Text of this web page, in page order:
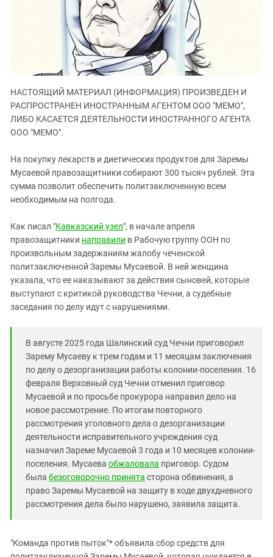
ЗАСТАВЛЯЕТ
КАВКАЗ ЗА ПАЛЕСТИНУ
ИНАКОМЫСЛИЕ В ЧЕЧНЕ
ПРЕСЛЕДОВАНИЕ АКТИВИСТОВ
МОБИЛИЗАЦИЯ И ПРОТЕСТЫ
Кабардино-Балкария
Карачаево-Черкесия
Краснодарский край
Нагорный Карабах
Ростовская область
Северная Осетия - Алания
СКФО
Чечня
Южная Осетия
ЮФО
НАСТОЯЩИЙ МАТЕРИАЛ (ИНФОРМАЦИЯ) ПРОИЗВЕДЕН И
РАСПРОСТРАНЕН ИНОСТРАННЫМ АГЕНТОМ ООО "МЕМО",
ЛИБО КАСАЕТСЯ ДЕЯТЕЛЬНОСТИ ИНОСТРАННОГО АГЕНТА
ООО "МЕМО".
На покупку лекарств и диетических продуктов для Заремы
Мусаевой правозащитники собирают 300 тысяч рублей. Эта
сумма позволит обеспечить политзаключенную всем
необходимым на полгода.
Как писал "Кавказский узел", в начале апреля
правозащитники направили в Рабочую группу ООН по
произвольным задержаниям жалобу чеченской
политзаключенной Заремы Мусаевой. В ней женщина
указала, что ее наказывают за действия сыновей, которые
выступают с критикой руководства Чечни, а судебные
заседания по делу идут с нарушениями.
В августе 2025 года Шалинский суд Чечни приговорил
Зарему Мусаеву к трем годам и 11 месяцам заключения
по делу о дезорганизации работы колонии-поселения. 16
февраля Верховный суд Чечни отменил приговор
Мусаевой и по просьбе прокурора направил дело на
новое рассмотрение. По итогам повторного
рассмотрения уголовного дела о дезорганизации
деятельности исправительного учреждения суд
назначил Зареме Мусаевой 3 года и 10 месяцев колонии-
поселения. Мусаева обжаловала приговор. Судом
была безоговорочно принята сторона обвинения, а
право Заремы Мусаевой на защиту в ходе двухдневного
рассмотрения дела было нарушено, заявила защита.
"Команда против пыток"* объявила сбор средств для